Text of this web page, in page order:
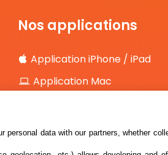
Nos applications
Application iPhone / iPad
Application Mac
data with our partners, whether